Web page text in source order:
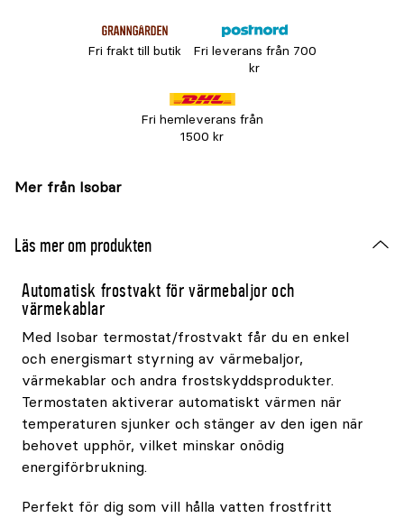
Fri frakt till butik
Fri leverans från 700
kr
Fri hemleverans från
1500 kr
Mer från Isobar
Läs mer om produkten
Automatisk frostvakt för värmebaljor och
värmekablar
Med Isobar termostat/frostvakt får du en enkel
och energismart styrning av värmebaljor,
värmekablar och andra frostskyddsprodukter.
Termostaten aktiverar automatiskt värmen när
temperaturen sjunker och stänger av den igen när
behovet upphör, vilket minskar onödig
energiförbrukning.
Perfekt för dig som vill hålla vatten frostfritt